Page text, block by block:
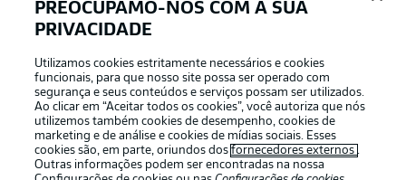
Login
PREOCUPAMO-NOS COM A SUA
PRIVACIDADE
Utilizamos cookies estritamente necessários e cookies
funcionais, para que nosso site possa ser operado com
segurança e seus conteúdos e serviços possam ser utilizados.
Ao clicar em “Aceitar todos os cookies”, você autoriza que nós
utilizemos também cookies de desempenho, cookies de
marketing e de análise e cookies de mídias sociais. Esses
cookies são, em parte, oriundos dosfornecedores externos .
Outras informações podem ser encontradas na nossa